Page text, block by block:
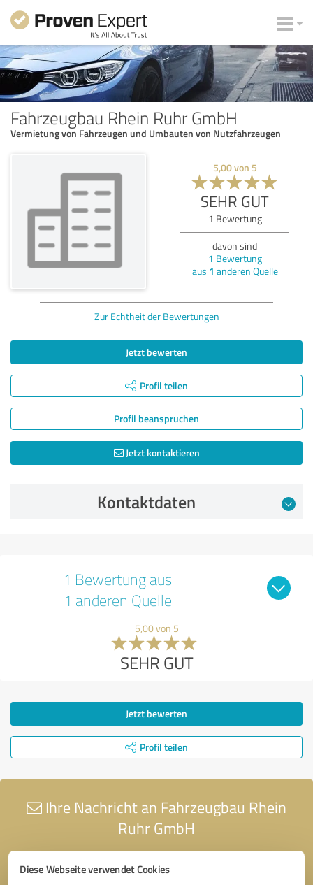
Diese Webseite verwendet Cookies
Fahrzeugbau Rhein Ruhr GmbH
Vermietung von Fahrzeugen und Umbauten von Nutzfahrzeugen
5,00von 5
SEHR GUT
1 Bewertung
davon sind
1 Bewertung
aus 1 anderen Quelle
Zur Echtheit der Bewertungen
Jetzt bewerten
Profil teilen
Profil beanspruchen
Jetzt kontaktieren
Kontaktdaten
1 Bewertung aus
1 anderen Quelle
5,00 von 5
SEHR GUT
Jetzt bewerten
Profil teilen
Ihre Nachricht an Fahrzeugbau Rhein
Ruhr GmbH